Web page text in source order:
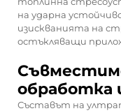
на ударна
изискванията на
остъкляващи
обработка
Съставът на